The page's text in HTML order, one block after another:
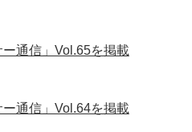
ー通信」Vol.65を掲載
ー通信」Vol.64を掲載